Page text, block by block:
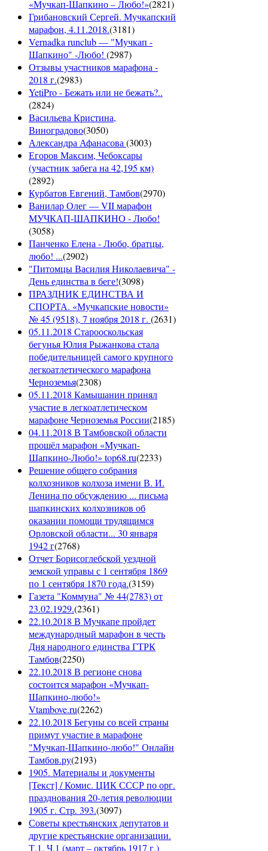
«Мучкап-Шапкино – Любо!»(2821)
Грибановский Сергей. Мучкапский
марафон, 4.11.2018.(3181)
Vernadka runclub — "Мучкап -
Шапкино" -Любо! (2987)
Отзывы участников марафона -
2018 г.(2983)
YetiPro - Бежать или не бежать?..
(2824)
Васильева Кристина,
Виноградово(3050)
Александра Афанасова(3003)
Егоров Максим, Чебоксары
(участник забега на 42,195 км)
(2892)
Курбатов Евгений, Тамбов(2970)
Ванилар Олег — VII марафон
МУЧКАП-ШАПКИНО - Любо!
(3058)
Панченко Елена - Любо, братцы,
любо! ...(2902)
"Питомцы Василия Николаевича" -
День единства в беге!(3098)
ПРАЗДНИК ЕДИНСТВА И
СПОРТА. «Мучкапские новости»
№ 45 (9518), 7 ноября 2018 г. (2631)
05.11.2018 Старооскольская
бегунья Юлия Рыжанкова стала
победительницей самого крупного
легкоатлетического марафона
Черноземья(2308)
05.11.2018 Камышанин принял
участие в легкоатлетическом
марафоне Черноземья России(2185)
04.11.2018 В Тамбовской области
прошёл марафон «Мучкап-
Шапкино-Любо!» top68.ru(2233)
Решение общего собрания
колхозников колхоза имени В. И.
Ленина по обсуждению ... письма
шапкинских колхозников об
оказании помощи трудящимся
Орловской области... 30 января
1942 г(2768)
Отчет Борисоглебской уездной
земской управы с 1 сентября 1869
по 1 сентября 1870 года.(3159)
Газета "Коммуна" № 44(2783) от
23.02.1929.(2361)
22.10.2018 В Мучкапе пройдет
международный марафон в честь
Дня народного единства ГТРК
Тамбов(2250)
22.10.2018 В регионе снова
состоится марафон «Мучкап-
Шапкино-любо!»
Vtambove.ru(2262)
22.10.2018 Бегуны со всей страны
примут участие в марафоне
"Мучкап-Шапкино-любо!" Онлайн
Тамбов.ру(2193)
1905. Материалы и документы
[Текст] / Комис. ЦИК СССР по орг.
празднования 20-летия революции
1905 г. Стр. 393.(3097)
Советы крестьянских депутатов и
другие крестьянские организации.
Т.1. Ч.1 (март – октябрь 1917 г.)